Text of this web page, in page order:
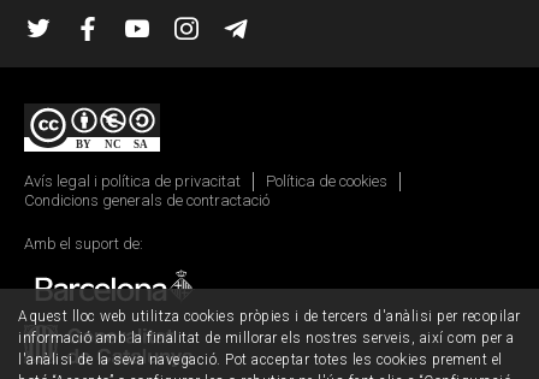
TwitterFacebook
YouTubeInstagram
Avís legal i política de privacitat
Política de cookies
Condicions generals de contractació
Amb el suport de:
Aquest lloc web utilitza cookies pròpies i de tercers d'anàlisi per recopilar
informació amb la finalitat de millorar els nostres serveis, així com per a
l'anàlisi de la seva navegació. Pot acceptar totes les cookies prement el